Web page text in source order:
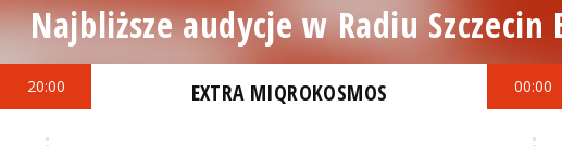
Najbliższe audycje w Radiu Szczecin
20:00 EXTRA MIQROKOSMOS 00:00